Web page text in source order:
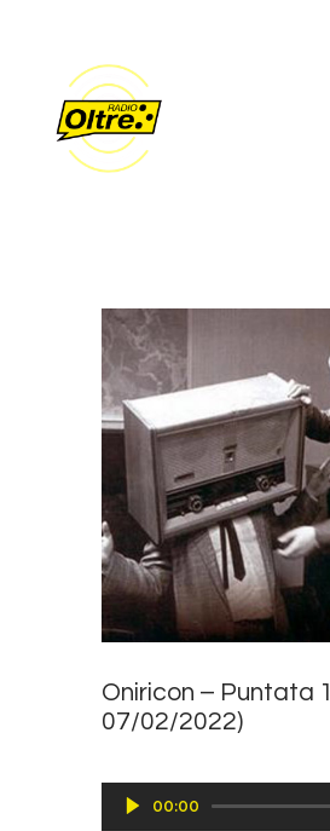
Home
Contatti
Privacy Policy
Oniricon – Puntata
07/02/2022)
Audio
Player
00:00